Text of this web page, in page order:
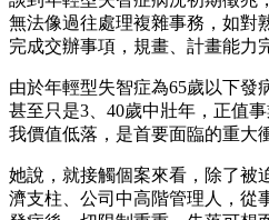
無法像過往處理複雜事務，如對
完成交辦事項，規畫、計畫能力
由於年輕型失智症為65歲以下發
甚至只是3、40歲中壯年，正值
我價值低落，是首要面臨的重大
她說，就接觸個案來看，除了被
濟支柱、公司中高階管理人，從